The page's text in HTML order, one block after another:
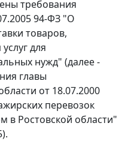
требования
94-ФЗ "О
товаров,
для
нужд" (далее -
главы
от 18.07.2000
перевозок
в Ростовской области"